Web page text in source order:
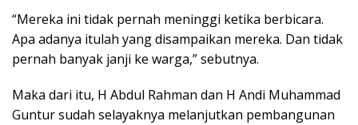
“Mereka ini tidak pernah meninggi ketika berbicara.
Apa adanya itulah yang disampaikan mereka. Dan tidak
pernah banyak janji ke warga,” sebutnya.
Maka dari itu, H Abdul Rahman dan H Andi Muhammad
Guntur sudah selayaknya melanjutkan pembangunan